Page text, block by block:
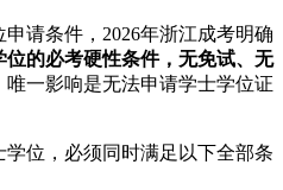
请条件，2026年浙江成考明确
的必考硬性条件，无免试、无
唯一影响是无法申请学士学位证
位，必须同时满足以下全部条